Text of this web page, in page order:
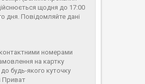
щодня до 17:00
дня. Повідомляйте дані
номерами
на картку
будь-якого куточку
Приват